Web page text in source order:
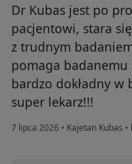
Dr Kubas jest po
pacjentowi, stara
z trudnym
pomaga badanemu
bardzo dokładny w
super lekarz!!!
7 lipca 2026 • Kajetan Kubas •